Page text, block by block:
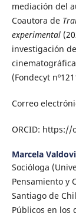
mediación del
Coautora de
experimental
investigación
(Fondecyt
Correo
ORCID: https://
Marcela
Socióloga
Pensamiento y
Santiago de
Públicos en los